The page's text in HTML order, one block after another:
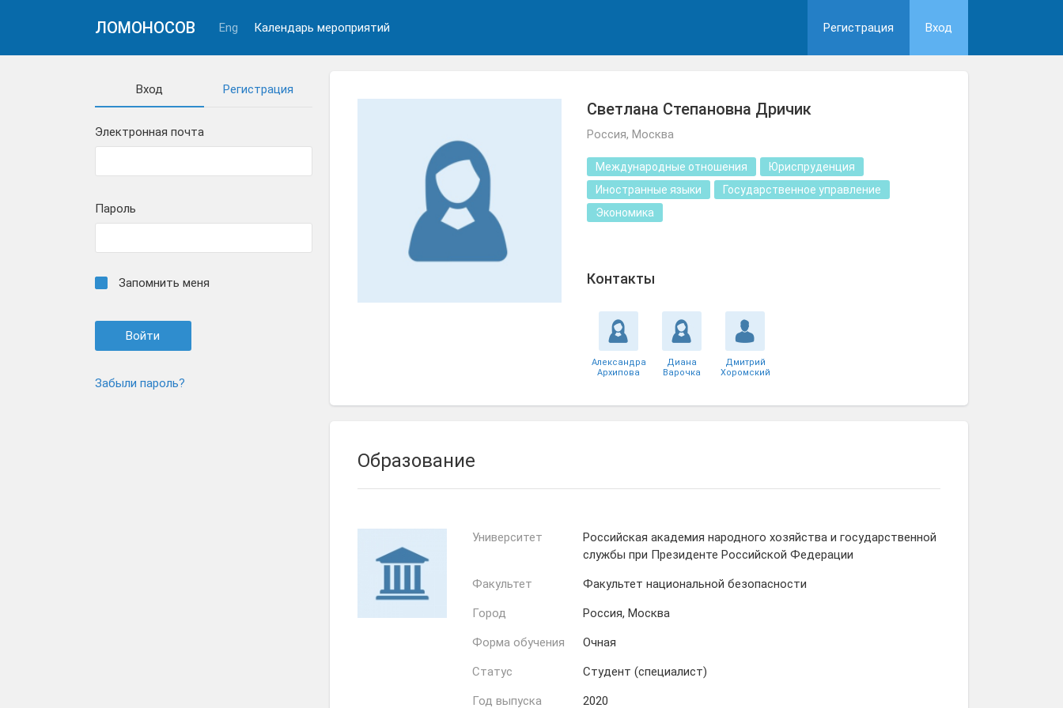
ЛОМОНОСОВ Eng Календарь мероприятий Регистрация Вход
Вход Регистрация
Электронная почта
Пароль
Запомнить меня
Забыли пароль?
Светлана Степановна Дричик
Россия, Москва
Международные отношения
Юриспруденция
Иностранные языки
Государственное управление
Экономика
Контакты
Александра
Архипова
Диана
Варочка
Дмитрий
Хоромский
Образование
Университет
Российская академия народного хозяйства и государственной
службы при Президенте Российской Федерации
Факультет Факультет национальной безопасности
Город Россия, Москва
Форма обучения Очная
Статус Студент (специалист)
Год выпуска 2020